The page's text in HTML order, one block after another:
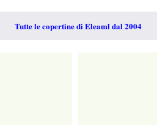
Tutte le copertine di Eleaml dal 2004